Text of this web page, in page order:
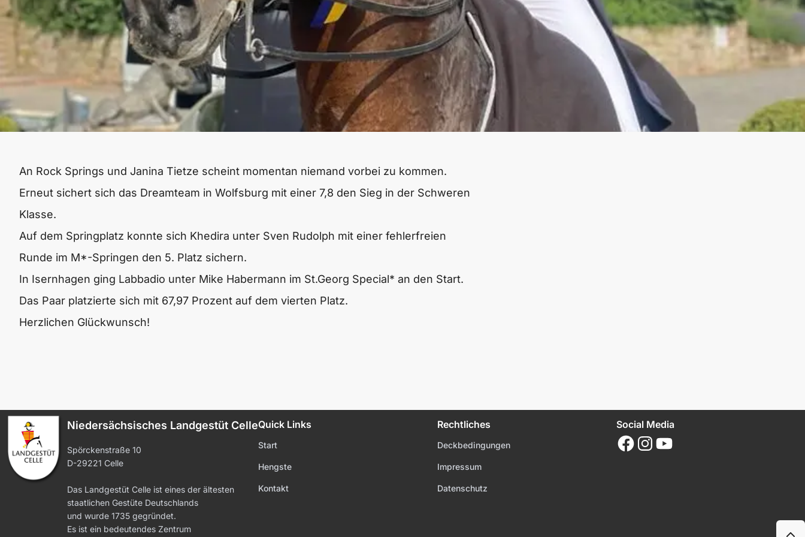
An Rock Springs und Janina Tietze scheint momentan niemand vorbei zu kommen.
Erneut sichert sich das Dreamteam in Wolfsburg mit einer 7,8 den Sieg in der Schweren
Klasse.
Auf dem Springplatz konnte sich Khedira unter Sven Rudolph mit einer fehlerfreien
Runde im M*-Springen den 5. Platz sichern.
In Isernhagen ging Labbadio unter Mike Habermann im St.Georg Special* an den Start.
Das Paar platzierte sich mit 67,97 Prozent auf dem vierten Platz.
Herzlichen Glückwunsch!
Niedersächsisches Landgestüt Celle
Spörckenstraße 10
D-29221 Celle
Das Landgestüt Celle ist eines der ältesten
staatlichen Gestüte Deutschlands
und wurde 1735 gegründet.
Es ist ein bedeutendes Zentrum
Quick Links
Start
Hengste
Kontakt
Rechtliches
Deckbedingungen
Impressum
Datenschutz
Social Media